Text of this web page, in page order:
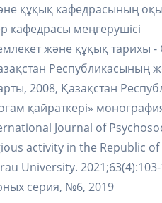
құқық кафедрасының
кафедрасы меңгерушісі
және құқық тарихы -
Республикасының
2008, Қазақстан
қайраткері»
Journal of
activity in the Republic
University.
серия, №6, 2019